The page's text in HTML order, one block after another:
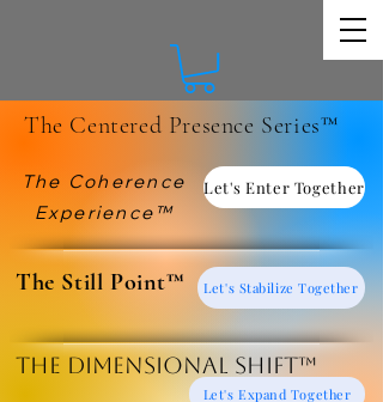
The Centered Presence Series™
The Coherence
Experience™
Let's Enter Together
​The Still Point™ Let's Stabilize Together
The Dimensional Shift™
Let's Expand Together